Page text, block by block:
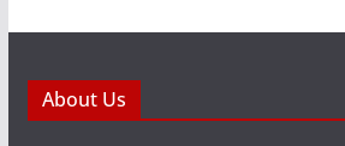
About Us